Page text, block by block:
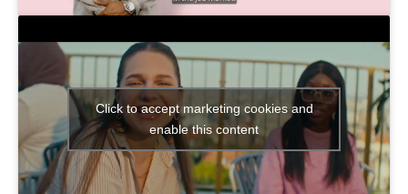
Click to accept marketing cookies and
enable this content